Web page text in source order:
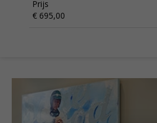
Prijs
€ 695,00